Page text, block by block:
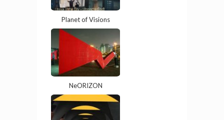
Planet of Visions
NeORIZON